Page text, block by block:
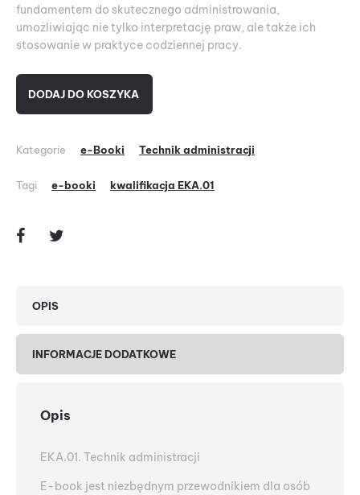
fundamentem do skutecznego administrowania,
umożliwiając nie tylko interpretację praw, ale także ich
stosowanie w praktyce codziennej pracy.
DODAJ DO KOSZYKA
Kategorie e-Booki Technik administracji
Tagi e-booki kwalifikacja EKA.01
OPIS
INFORMACJE DODATKOWE
Opis
EKA.01. Technik administracji
E-book jest niezbędnym przewodnikiem dla osób